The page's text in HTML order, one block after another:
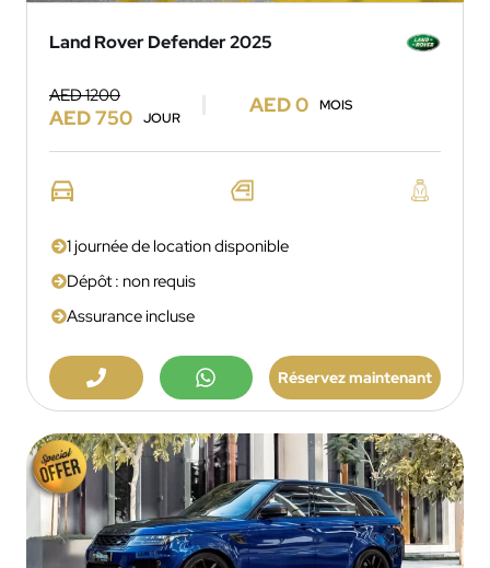
Land Rover Defender 2025
AED 1200
AED 750 JOUR
AED 0 MOIS
1 journée de location disponible
Dépôt : non requis
Assurance incluse
Réservez maintenant